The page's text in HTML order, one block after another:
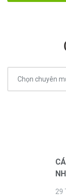
mục
Chọn chuyên
29